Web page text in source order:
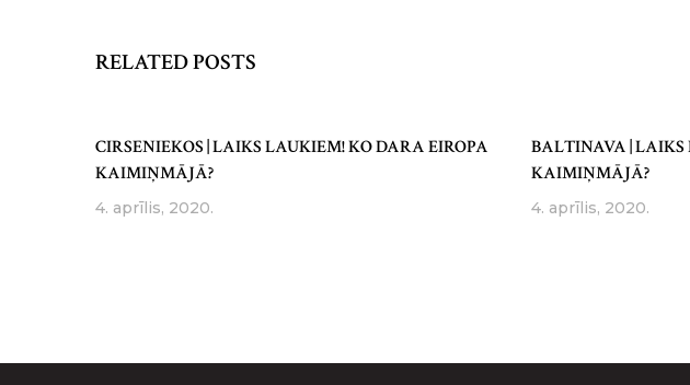
RELATED POSTS
CIRSENIEKOS | LAIKS LAUKIEM! KO DARA EIROPA
KAIMIŅMĀJĀ?
4. aprīlis, 2020.
BALTINAVA | LAIKS
KAIMIŅMĀJĀ?
4. aprīlis, 2020.